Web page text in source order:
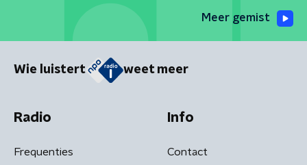
Meer gemist
Wie luistert weet meer
Radio
Frequenties
Info
Contact